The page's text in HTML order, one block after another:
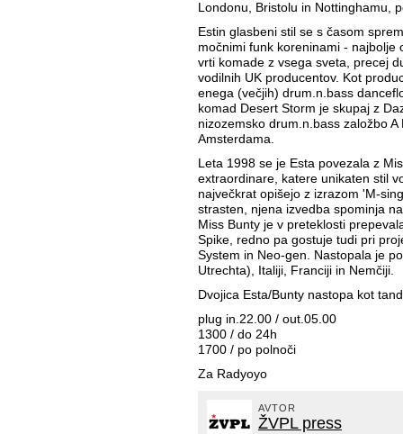
Londonu, Bristolu in Nottinghamu,
Estin glasbeni stil se s časom
močnimi funk koreninami - najbolje
vrti komade z vsega sveta, precej
vodilnih UK producentov. Kot
enega (večjih) drum.n.bass
komad Desert Storm je skupaj z
nizozemsko drum.n.bass založbo A
Amsterdama.
Leta 1998 se je Esta povezala z
extraordinare, katere unikaten stil
največkrat opišejo z izrazom 'M-
strasten, njena izvedba spominja
Miss Bunty je v preteklosti
Spike, redno pa gostuje tudi pri
System in Neo-gen. Nastopala je
Utrechta), Italiji, Franciji in Nemčiji.
Dvojica Esta/Bunty nastopa kot
plug in.22.00 / out.05.00
1300 / do 24h
1700 / po polnoči
Za Radyoyo
AVTOR
ŽVPL press